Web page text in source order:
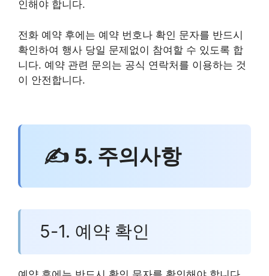
인해야 합니다.
전화 예약 후에는 예약 번호나 확인 문자를 반드시
확인하여 행사 당일 문제없이 참여할 수 있도록 합
니다. 예약 관련 문의는 공식 연락처를 이용하는 것
이 안전합니다.
✍ 5. 주의사항
5-1. 예약 확인